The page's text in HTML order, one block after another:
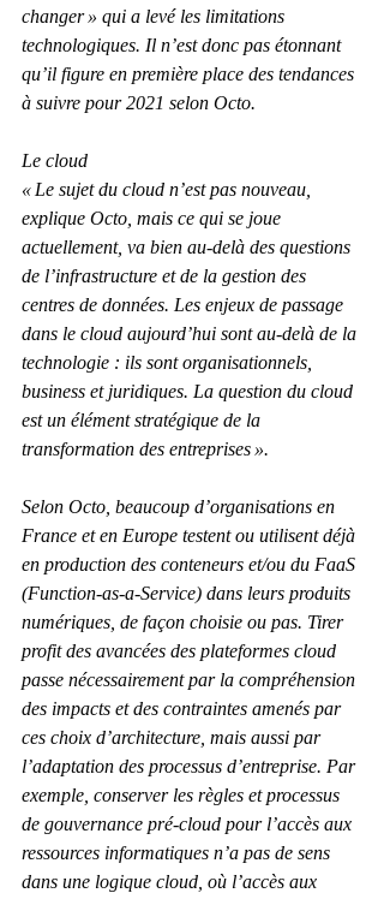
changer » qui a levé les limitations
technologiques. Il n’est donc pas étonnant
qu’il figure en première place des tendances
à suivre pour 2021 selon Octo.
Le cloud
« Le sujet du cloud n’est pas nouveau,
explique Octo, mais ce qui se joue
actuellement, va bien au-delà des questions
de l’infrastructure et de la gestion des
centres de données. Les enjeux de passage
dans le cloud aujourd’hui sont au-delà de la
technologie : ils sont organisationnels,
business et juridiques. La question du cloud
est un élément stratégique de la
transformation des entreprises ».
Selon Octo, beaucoup d’organisations en
France et en Europe testent ou utilisent déjà
en production des conteneurs et/ou du FaaS
(Function-as-a-Service) dans leurs produits
numériques, de façon choisie ou pas. Tirer
profit des avancées des plateformes cloud
passe nécessairement par la compréhension
des impacts et des contraintes amenés par
ces choix d’architecture, mais aussi par
l’adaptation des processus d’entreprise. Par
exemple, conserver les règles et processus
de gouvernance pré-cloud pour l’accès aux
ressources informatiques n’a pas de sens
dans une logique cloud, où l’accès aux